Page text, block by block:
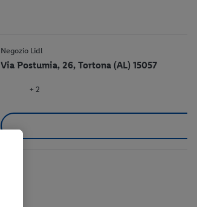
Negozio Lidl
Via Postumia, 26, Tortona (AL) 15057
+ 2